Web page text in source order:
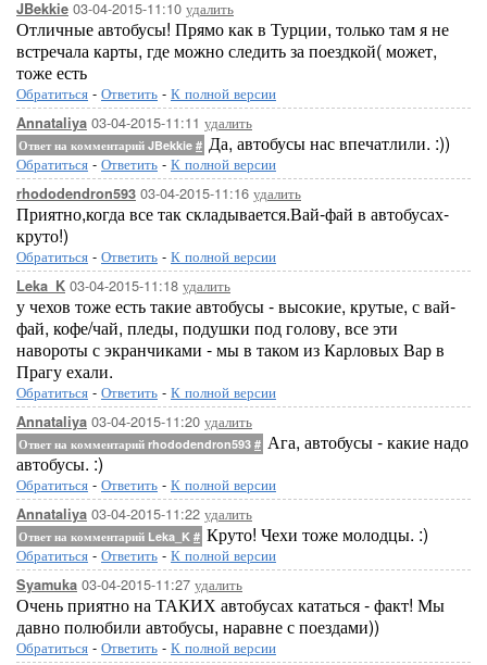
JBekkie 03-04-2015-11:10 удалить
Отличные автобусы! Прямо как в Турции, только там я не
встречала карты, где можно следить за поездкой( может,
тоже есть
Обратиться - Ответить - К полной версии
Annataliya 03-04-2015-11:11 удалить
Ответ на комментарий JBekkie # Да, автобусы нас впечатлили. :))
Обратиться - Ответить - К полной версии
rhododendron593 03-04-2015-11:16 удалить
Приятно,когда все так складывается.Вай-фай в автобусах-
круто!)
Обратиться - Ответить - К полной версии
Leka_K 03-04-2015-11:18 удалить
у чехов тоже есть такие автобусы - высокие, крутые, с вай-
фай, кофе/чай, пледы, подушки под голову, все эти
навороты с экранчиками - мы в таком из Карловых Вар в
Прагу ехали.
Обратиться - Ответить - К полной версии
Annataliya 03-04-2015-11:20 удалить
Ответ на комментарий rhododendron593 # Ага, автобусы - какие надо
автобусы. :)
Обратиться - Ответить - К полной версии
Annataliya 03-04-2015-11:22 удалить
Ответ на комментарий Leka_K # Круто! Чехи тоже молодцы. :)
Обратиться - Ответить - К полной версии
Syamuka 03-04-2015-11:27 удалить
Очень приятно на ТАКИХ автобусах кататься - факт! Мы
давно полюбили автобусы, наравне с поездами))
Обратиться - Ответить - К полной версии